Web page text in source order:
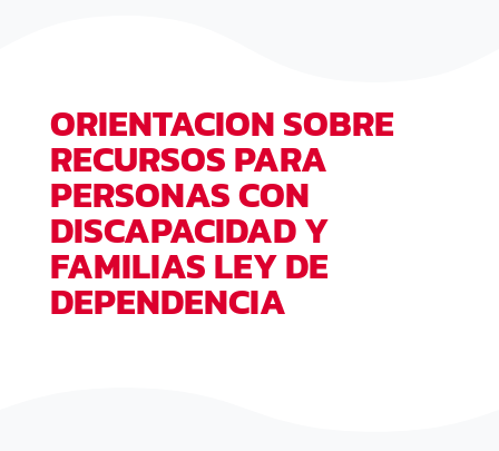
ORIENTACION SOBRE
RECURSOS PARA
PERSONAS CON
DISCAPACIDAD Y
FAMILIAS LEY DE
DEPENDENCIA